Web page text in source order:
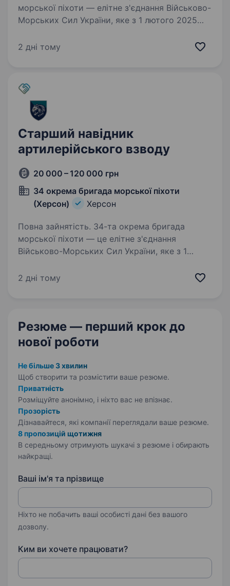
морської піхоти — елітне з'єднання Військово-
Морських Сил України, яке з 1 лютого 2025
морської піхоти. Раніше відома як 124 ОБрТрО,
2 дні тому
Старший навідник
артилерійського взводу
20 000 – 120 000 грн
34 окрема бригада морської піхоти
(Херсон)
Херсон
Повна зайнятість. 34-та окрема бригада
морської піхоти — це елітне з'єднання
Військово-Морських Сил України, яке з 1
30-го корпусу морської піхоти, 28 лютого
2 дні тому
Резюме — перший крок до
нової роботи
Не більше 3 хвилин
Щоб створити та розмістити ваше резюме.
Приватність
Розміщуйте анонімно, і ніхто вас не впізнає.
Прозорість
Дізнавайтеся, які компанії переглядали ваше резюме.
8 пропозицій щотижня
В середньому отримують шукачі з резюме і обирають
найкращі.
Ваші ім'я та прізвище
Ніхто не побачить ваші особисті дані без вашого
дозволу.
Ким ви хочете працювати?